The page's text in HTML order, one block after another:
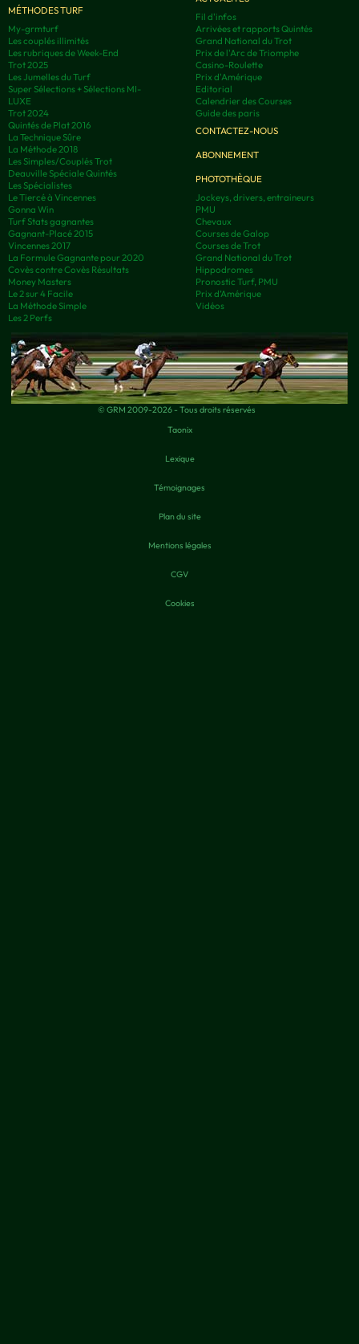
MÉTHODES TURF
My-grmturf
Les couplés illimités
Les rubriques de Week-End
Trot 2025
Les Jumelles du Turf
Super Sélections + Sélections MI-
LUXE
Trot 2024
Quintés de Plat 2016
La Technique Sûre
La Méthode 2018
Les Simples/Couplés Trot
Deauville Spéciale Quintés
Les Spécialistes
Le Tiercé à Vincennes
Gonna Win
Turf Stats gagnantes
Gagnant-Placé 2015
Vincennes 2017
La Formule Gagnante pour 2020
Covès contre Covès Résultats
Money Masters
Le 2 sur 4 Facile
La Méthode Simple
Les 2 Perfs
Fil d'infos
Arrivées et rapports Quintés
Grand National du Trot
Prix de l'Arc de Triomphe
Casino-Roulette
Prix d'Amérique
Editorial
Calendrier des Courses
Guide des paris
CONTACTEZ-NOUS
ABONNEMENT
PHOTOTHÈQUE
Jockeys, drivers, entraineurs
PMU
Chevaux
Courses de Galop
Courses de Trot
Grand National du Trot
Hippodromes
Pronostic Turf, PMU
Prix d’Amérique
Vidéos
© GRM 2009-2026 - Tous droits réservés
Taonix
Lexique
Témoignages
Plan du site
Mentions légales
CGV
Cookies